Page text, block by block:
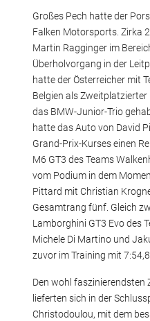
Großes Pech hatte der
Falken Motorsports. Zirka
Martin Ragginger im
Überholvorgang in der
hatte der Österreicher mit
Belgien als
das BMW-Junior-Trio
hatte das Auto von David
Grand-Prix-Kurses einen
M6 GT3 des Teams
vom Podium in dem
Pittard mit Christian
Gesamtrang fünf. Gleich
Lamborghini GT3 Evo des
Michele Di Martino und
zuvor im Training mit
Den wohl faszinierendsten
lieferten sich in der
Christodoulou, mit dem